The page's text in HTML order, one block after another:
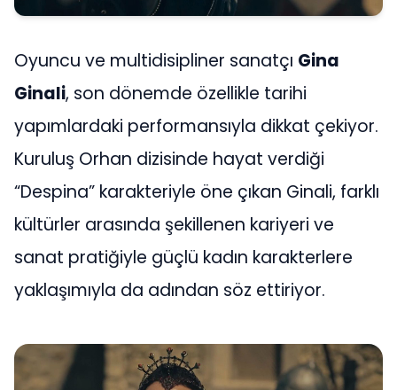
Oyuncu ve multidisipliner sanatçı Gina
Ginali, son dönemde özellikle tarihi
yapımlardaki performansıyla dikkat çekiyor.
Kuruluş Orhan dizisinde hayat verdiği
“Despina” karakteriyle öne çıkan Ginali, farklı
kültürler arasında şekillenen kariyeri ve
sanat pratiğiyle güçlü kadın karakterlere
yaklaşımıyla da adından söz ettiriyor.